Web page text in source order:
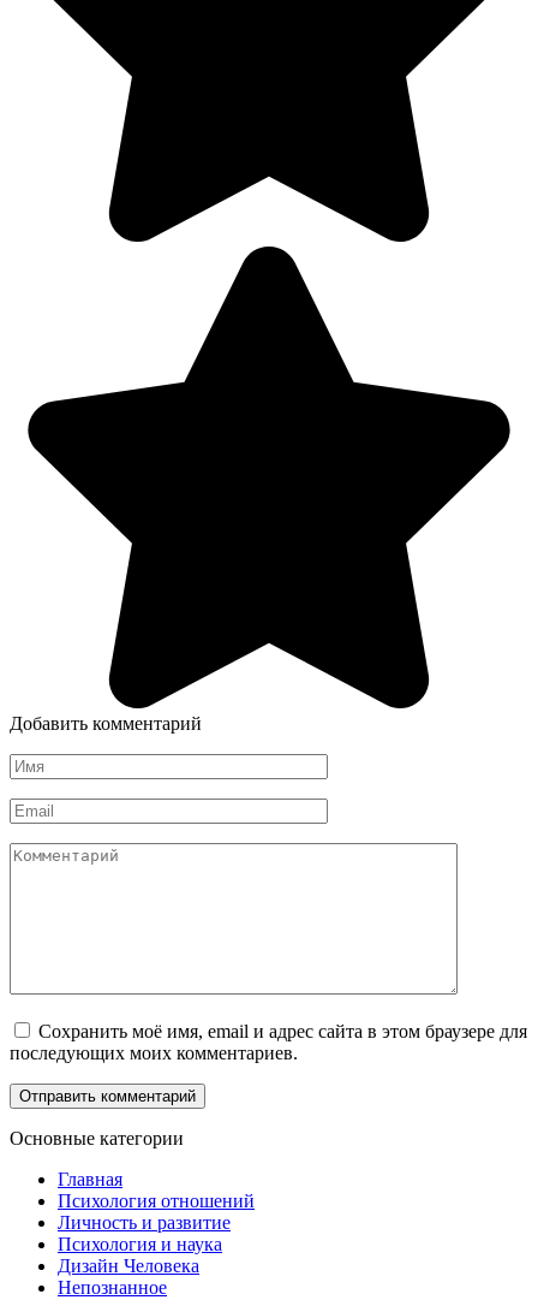
Добавить комментарий
Имя
*
Email
*
Комментарий
Сохранить моё имя, email и адрес сайта в этом браузере для
последующих моих комментариев.
Основные категории
Главная
Психология отношений
Личность и развитие
Психология и наука
Дизайн Человека
Непознанное